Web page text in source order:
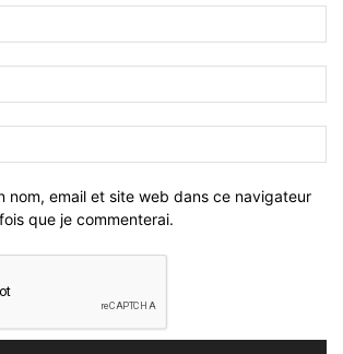
nom, email et site web dans ce navigateur
que je commenterai.